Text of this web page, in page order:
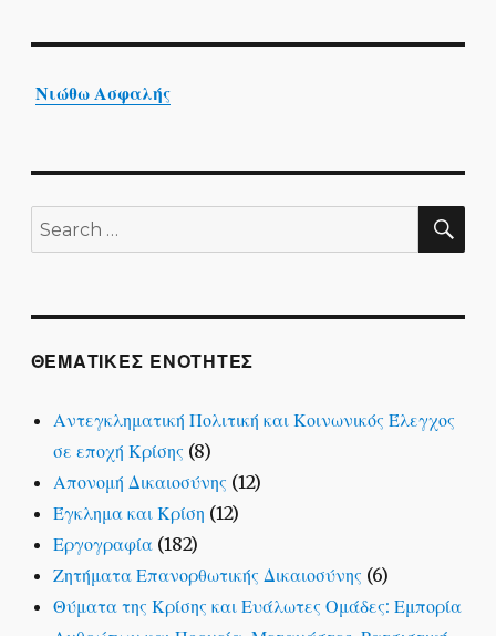
Νιώθω Ασφαλής
Search
for:
ΘΕΜΑΤΙΚΕΣ ΕΝΟΤΗΤΕΣ
Αντεγκληματική Πολιτική και Κοινωνικός Έλεγχος
σε εποχή Κρίσης (8)
Απονομή Δικαιοσύνης (12)
Έγκλημα και Κρίση (12)
Εργογραφία(182)
Ζητήματα Επανορθωτικής Δικαιοσύνης (6)
Θύματα της Κρίσης και Ευάλωτες Ομάδες: Εμπορία